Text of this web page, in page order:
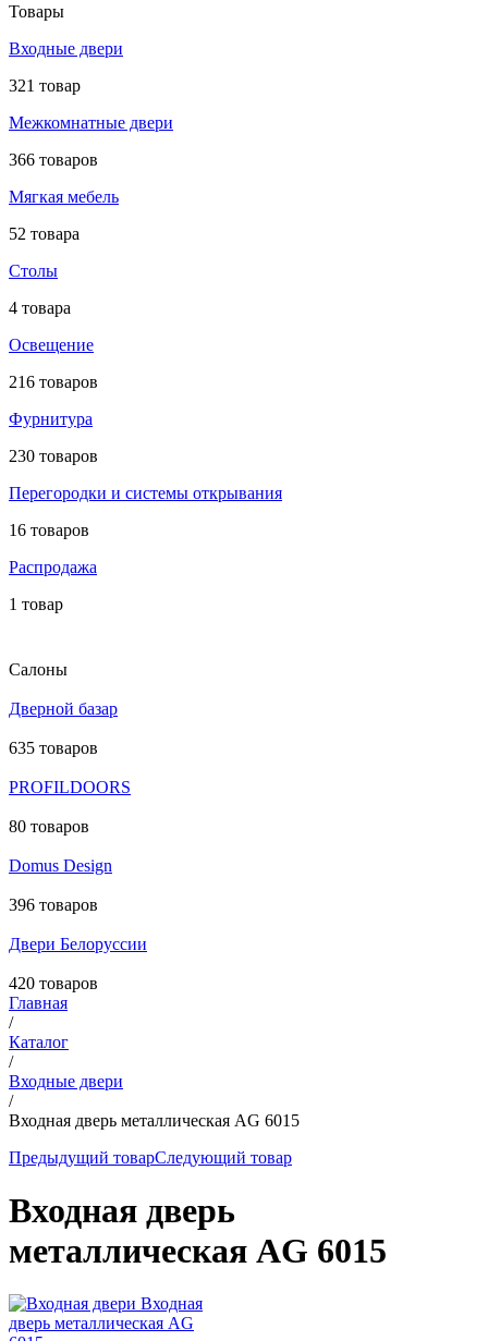
Товары
Входные двери
321 товар
Межкомнатные двери
366 товаров
Мягкая мебель
52 товара
Столы
4 товара
Освещение
216 товаров
Фурнитура
230 товаров
Перегородки и системы открывания
16 товаров
Распродажа
1 товар
Салоны
Дверной базар
635 товаров
PROFILDOORS
80 товаров
Domus Design
396 товаров
Двери Белоруссии
420 товаров
Главная
/
Каталог
/
Входные двери
/
Входная дверь металлическая AG 6015
Предыдущий товарСледующий товар
Входная дверь
металлическая AG 6015